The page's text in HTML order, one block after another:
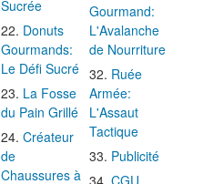
Sucrée
Donuts
Gourmands:
Le Défi Sucré
La Fosse
du Pain Grillé
Créateur
de
Chaussures à
Gourmand:
L'Avalanche
de Nourriture
Ruée
Armée:
L'Assaut
Tactique
Publicité